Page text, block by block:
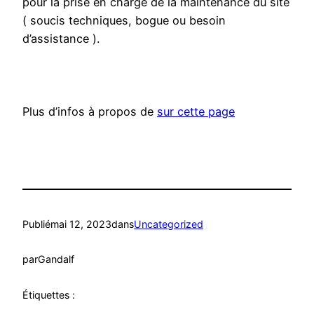
( soucis techniques, bogue ou besoin
d’assistance ).
Plus d’infos à propos de sur cette page
Publiémai 12, 2023dansUncategorized
parGandalf
Étiquettes :